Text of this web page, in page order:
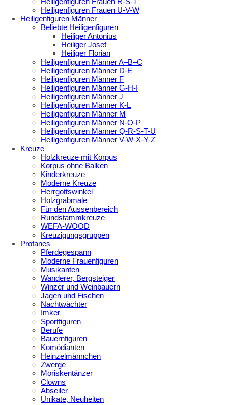
Heiligenfiguren Frauen U-V-W
Heiligenfiguren Männer
Beliebte Heiligenfiguren
Heiliger Antonius
Heiliger Josef
Heiliger Florian
Heiligenfiguren Männer A–B–C
Heiligenfiguren Männer D-E
Heiligenfiguren Männer F
Heiligenfiguren Männer G-H-I
Heiligenfiguren Männer J
Heiligenfiguren Männer K-L
Heiligenfiguren Männer M
Heiligenfiguren Männer N-O-P
Heiligenfiguren Männer Q-R-S-T-U
Heiligenfiguren Männer V-W-X-Y-Z
Kreuze
Holzkreuze mit Korpus
Korpus ohne Balken
Kinderkreuze
Moderne Kreuze
Herrgottswinkel
Holzgrabmale
Für den Aussenbereich
Rundstammkreuze
WEFA-WOOD
Kreuzigungsgruppen
Profanes
Pferdegespann
Moderne Frauenfiguren
Musikanten
Wanderer, Bergsteiger
Winzer und Weinbauern
Jagen und Fischen
Nachtwächter
Imker
Sportfiguren
Berufe
Bauernfiguren
Komödianten
Heinzelmännchen
Zwerge
Moriskentänzer
Clowns
Abseiler
Unikate, Neuheiten